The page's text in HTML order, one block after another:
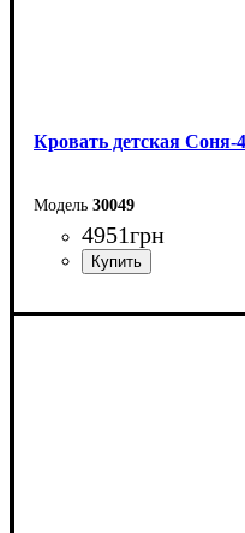
Кровать детская Соня-4
30049
4951грн
Ширина-203,2 см